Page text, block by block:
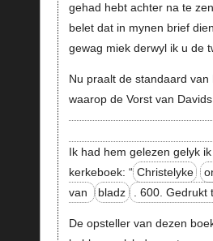
gehad hebt achter na te
belet dat in mynen brief
gewag miek derwyl ik u de
Nu praalt de standaard van
waarop de Vorst van
Ik had hem gelezen gelyk
kerkeboek: “ Christelyke
van
bladz . 600.
De opsteller van dezen